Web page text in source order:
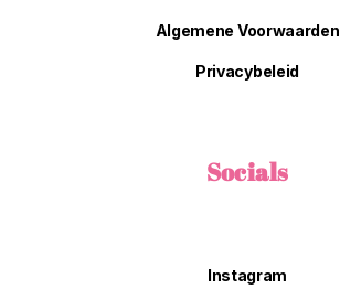
Algemene Voorwaarden
Privacybeleid
Socials
Instagram